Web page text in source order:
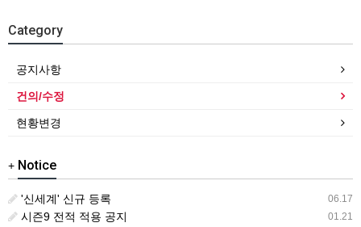
Category
공지사항
건의/수정
현황변경
+ Notice
06.17
'신세계' 신규 등록
01.21
시즌9 전적 적용 공지